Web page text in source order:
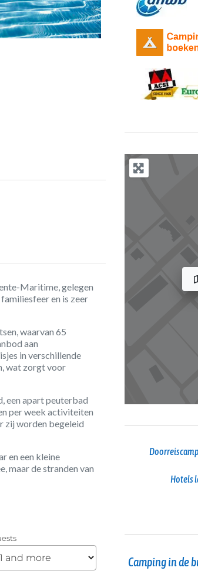
Maritime, gelegen
en is zeer
waarvan 65
aan
in verschillende
wat zorgt voor
een apart peuterbad
per week activiteiten
zij worden begeleid
en een kleine
maar de stranden van
Hotels
Camping in de